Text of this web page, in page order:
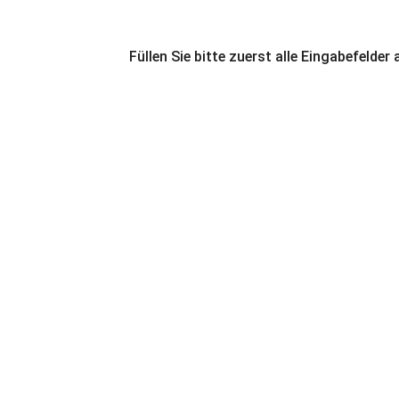
Füllen Sie bitte zuerst alle Eingabefelder